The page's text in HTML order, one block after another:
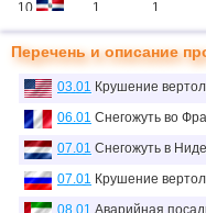
10 1 1
11
12 1
13 3 1
14 1 1
15 3 2
Перечень и описание
03.01 Крушение
06.01 Снегожуть во
07.01 Снегожуть в
07.01 Крушение
08.01 Аварийная